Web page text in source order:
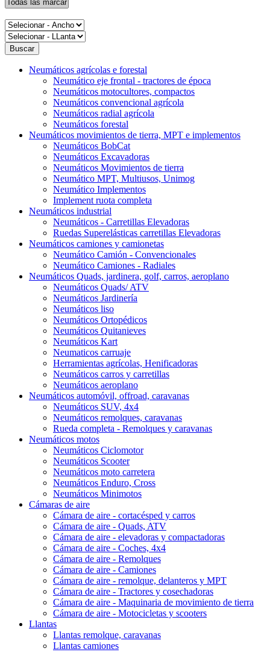
Neumáticos agrícolas e forestal
Neumático eje frontal - tractores de época
Neumáticos motocultores, compactos
Neumáticos convencional agrícola
Neumáticos radial agrícola
Neumáticos forestal
Neumáticos movimientos de tierra, MPT e implementos
Neumáticos BobCat
Neumáticos Excavadoras
Neumáticos Movimientos de tierra
Neumático MPT, Multiusos, Unimog
Neumático Implementos
Implement ruota completa
Neumáticos industrial
Neumáticos - Carretillas Elevadoras
Ruedas Superelásticas carretillas Elevadoras
Neumáticos camiones y camionetas
Neumático Camión - Convencionales
Neumático Camiones - Radiales
Neumáticos Quads, jardinera, golf, carros, aeroplano
Neumáticos Quads/ ATV
Neumáticos Jardinería
Neumáticos liso
Neumáticos Ortopédicos
Neumáticos Quitanieves
Neumáticos Kart
Neumaticos carruaje
Herramientas agrícolas, Henificadoras
Neumáticos carros y carretillas
Neumáticos aeroplano
Neumáticos automóvil, offroad, caravanas
Neumáticos SUV, 4x4
Neumáticos remolques, caravanas
Rueda completa - Remolques y caravanas
Neumáticos motos
Neumáticos Ciclomotor
Neumáticos Scooter
Neumáticos moto carretera
Neumáticos Enduro, Cross
Neumáticos Minimotos
Cámaras de aire
Cámara de aire - cortacésped y carros
Cámara de aire - Quads, ATV
Cámara de aire - elevadoras y compactadoras
Cámara de aire - Coches, 4x4
Cámara de aire - Remolques
Cámara de aire - Camiones
Cámara de aire - remolque, delanteros y MPT
Cámara de aire - Tractores y cosechadoras
Cámara de aire - Maquinaria de movimiento de tierra
Cámara de aire - Motocicletas y scooters
Llantas
Llantas remolque, caravanas
Llantas camiones